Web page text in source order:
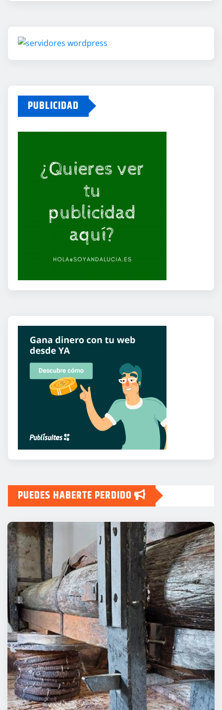
PUBLICIDAD
PUEDES HABERTE PERDIDO